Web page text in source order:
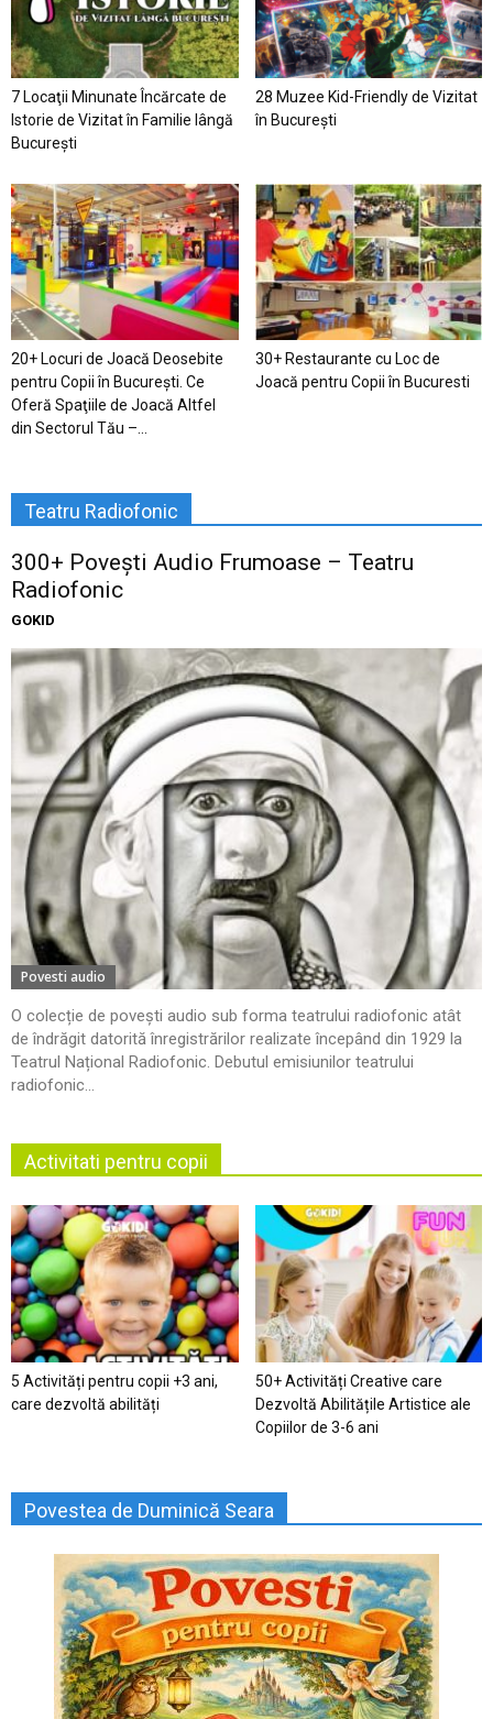
7 Locaţii Minunate Încărcate de
Istorie de Vizitat în Familie lângă
București
28 Muzee Kid-Friendly de Vizitat
în București
20+ Locuri de Joacă Deosebite
pentru Copii în Bucureşti. Ce
Oferă Spaţiile de Joacă Altfel
din Sectorul Tău –...
30+ Restaurante cu Loc de
Joacă pentru Copii în Bucuresti
Teatru Radiofonic
300+ Povești Audio Frumoase – Teatru
Radiofonic
GOKID
Povesti audio
O colecție de povești audio sub forma teatrului radiofonic atât
de îndrăgit datorită înregistrărilor realizate începând din 1929 la
Teatrul Național Radiofonic. Debutul emisiunilor teatrului
radiofonic...
Activitati pentru copii
5 Activități pentru copii +3 ani,
care dezvoltă abilități
50+ Activități Creative care
Dezvoltă Abilitățile Artistice ale
Copiilor de 3-6 ani
Povestea de Duminică Seara